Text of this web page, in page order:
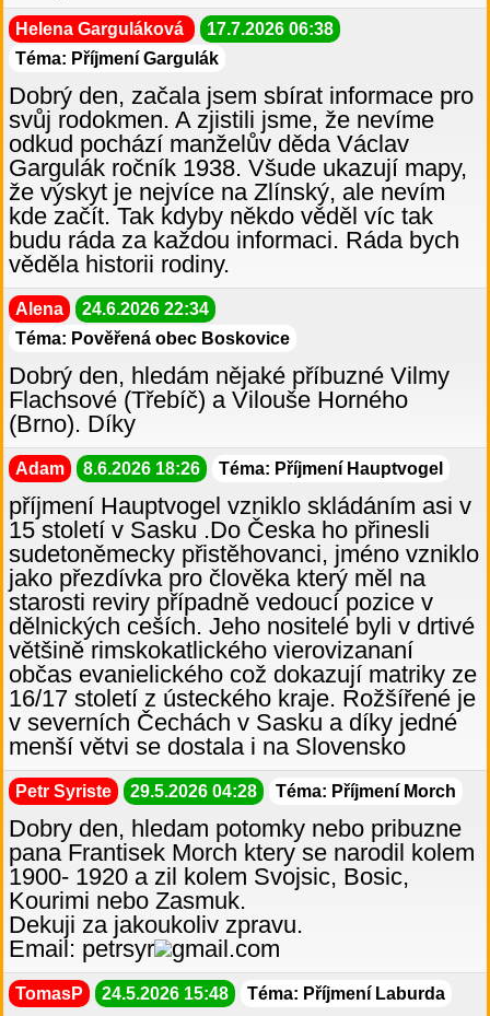
Helena Garguláková
17.7.2026 06:38
Téma: Příjmení Gargulák
Dobrý den, začala jsem sbírat informace pro
svůj rodokmen. A zjistili jsme, že nevíme
odkud pochází manželův děda Václav
Gargulák ročník 1938. Všude ukazují mapy,
že výskyt je nejvíce na Zlínský, ale nevím
kde začít. Tak kdyby někdo věděl víc tak
budu ráda za každou informaci. Ráda bych
věděla historii rodiny.
Alena
24.6.2026 22:34
Téma: Pověřená obec Boskovice
Dobrý den, hledám nějaké příbuzné Vilmy
Flachsové (Třebíč) a Vilouše Horného
(Brno). Díky
Adam 8.6.2026 18:26 Téma: Příjmení Hauptvogel
příjmení Hauptvogel vzniklo skládáním asi v
15 století v Sasku .Do Česka ho přinesli
sudetoněmecky přistěhovanci, jméno vzniklo
jako přezdívka pro člověka který měl na
starosti reviry případně vedoucí pozice v
dělnických ceších. Jeho nositelé byli v drtivé
většině rimskokatlického vierovizananí
občas evanielického což dokazují matriky ze
16/17 století z ústeckého kraje. Rožšířené je
v severních Čechách v Sasku a díky jedné
menší větvi se dostala i na Slovensko
Petr Syriste 29.5.2026 04:28 Téma: Příjmení Morch
Dobry den, hledam potomky nebo pribuzne
pana Frantisek Morch ktery se narodil kolem
1900- 1920 a zil kolem Svojsic, Bosic,
Kourimi nebo Zasmuk.
Dekuji za jakoukoliv zpravu.
Email: petrsyr
gmail.com
TomasP 24.5.2026 15:48 Téma: Příjmení Laburda